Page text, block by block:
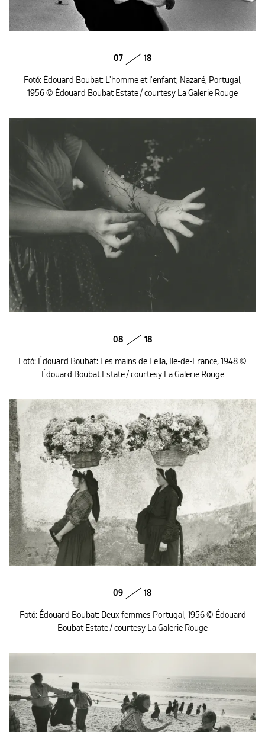
07 18
Fotó: Édouard Boubat: L'homme et l'enfant, Nazaré, Portugal,
1956 © Édouard Boubat Estate / courtesy La Galerie Rouge
08 18
Fotó: Édouard Boubat: Les mains de Lella, Ile-de-France, 1948 ©
Édouard Boubat Estate / courtesy La Galerie Rouge
09 18
Fotó: Édouard Boubat: Deux femmes Portugal, 1956 © Édouard
Boubat Estate / courtesy La Galerie Rouge